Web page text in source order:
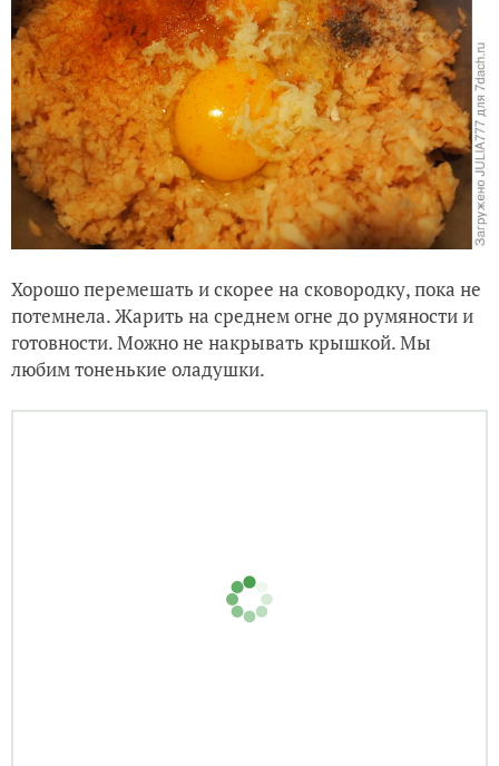
Хорошо перемешать и скорее на сковородку, пока не
потемнела. Жарить на среднем огне до румяности и
готовности. Можно не накрывать крышкой. Мы
любим тоненькие оладушки.